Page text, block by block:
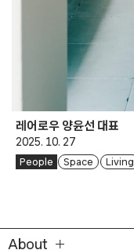
레어로우 양윤선 대표
2025. 10. 27
People Space Living
About